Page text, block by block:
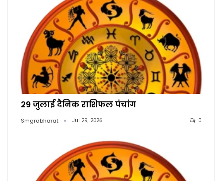
29 जुलाई दैनिक राशिफल पंचांग
Smgrabharat Jul 29, 2026 0